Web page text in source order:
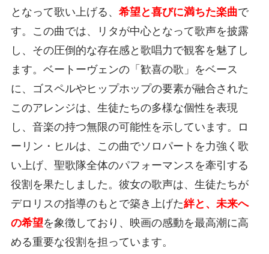
となって歌い上げる、 希望と喜びに満ちた楽曲で
す。この曲では、リタが中心となって歌声を披露
し、その圧倒的な存在感と歌唱力で観客を魅了し
ます。ベートーヴェンの「歓喜の歌」をベース
に、ゴスペルやヒップホップの要素が融合された
このアレンジは、生徒たちの多様な個性を表現
し、音楽の持つ無限の可能性を示しています。ロ
ーリン・ヒルは、この曲でソロパートを力強く歌
い上げ、聖歌隊全体のパフォーマンスを牽引する
役割を果たしました。彼女の歌声は、生徒たちが
デロリスの指導のもとで築き上げた絆と、未来へ
の希望を象徴しており、映画の感動を最高潮に高
める重要な役割を担っています。